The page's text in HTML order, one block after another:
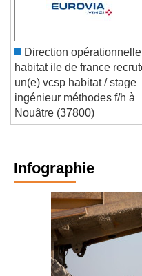
Direction opérationnelle
habitat ile de france recrute
un(e) vcsp habitat / stage
ingénieur méthodes f/h à
Nouâtre (37800)
Infographie